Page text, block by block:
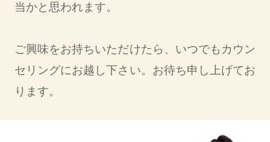
当かと思われます。
ご興味をお持ちいただけたら、いつでもカウン
セリングにお越し下さい。お待ち申し上げてお
ります。